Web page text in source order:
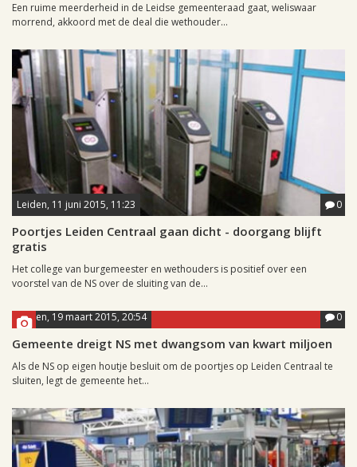
Een ruime meerderheid in de Leidse gemeenteraad gaat, weliswaar
morrend, akkoord met de deal die wethouder...
Leiden, 11 juni 2015, 11:23 0
Poortjes Leiden Centraal gaan dicht - doorgang blijft
gratis
Het college van burgemeester en wethouders is positief over een
voorstel van de NS over de sluiting van de...
Leiden, 19 maart 2015, 20:54 0
Gemeente dreigt NS met dwangsom van kwart miljoen
Als de NS op eigen houtje besluit om de poortjes op Leiden Centraal te
sluiten, legt de gemeente het...